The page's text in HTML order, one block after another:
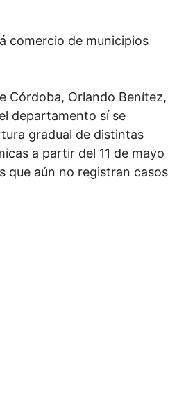
comercio de municipios
Córdoba, Orlando Benítez,
departamento sí se
gradual de distintas
a partir del 11 de mayo
que aún no registran casos